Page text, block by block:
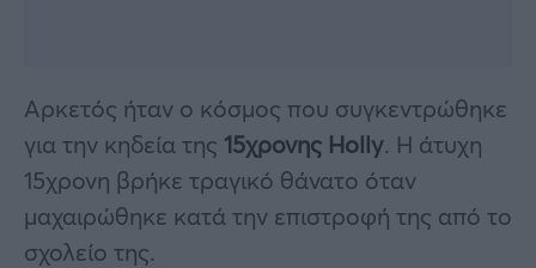
Αρκετός ήταν ο κόσμος που συγκεντρώθηκε
για την κηδεία της 15χρονης Holly. Η άτυχη
15χρονη βρήκε τραγικό θάνατο όταν
μαχαιρώθηκε κατά την επιστροφή της από το
σχολείο της.